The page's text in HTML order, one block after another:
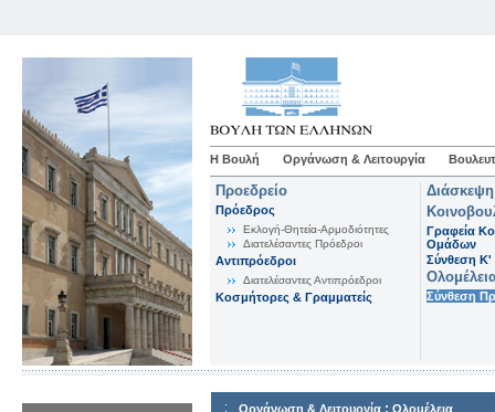
Η Βουλή Οργάνωση & Λειτουργία
Προεδρείο
Πρόεδρος
Εκλογή-Θητεία-Αρμοδιότητες
Διατελέσαντες Πρόεδροι
Αντιπρόεδροι
Διατελέσαντες Αντιπρόεδροι
Κοσμήτορες & Γραμματείς
Γραφεία
Ομάδων
Σύνθεση K'
Σύνθεση
Οργάνωση & Λειτουργία : Ολομέλεια